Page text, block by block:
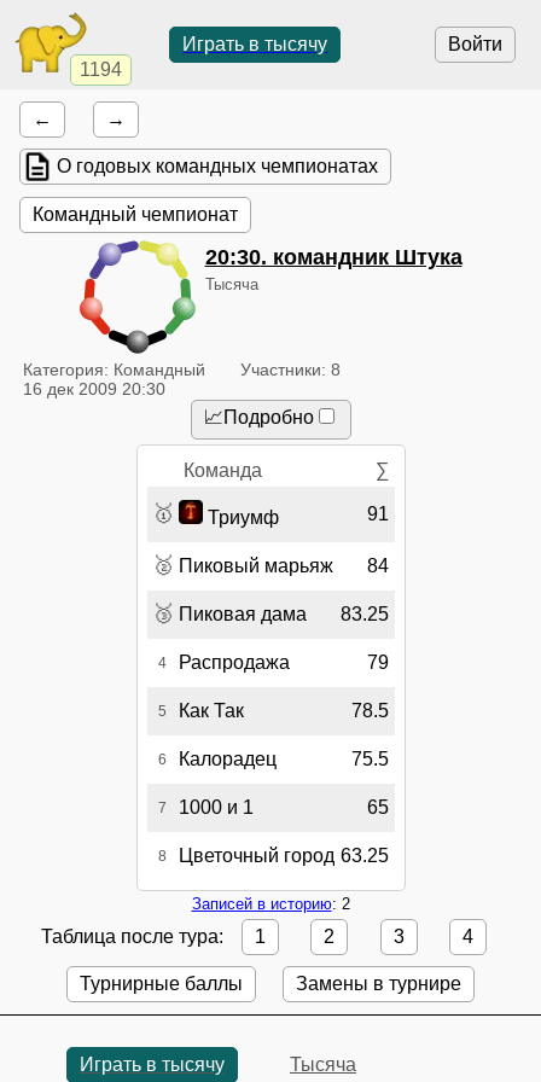
1194
Войти
Играть в тысячу
← →
О годовых командных чемпионатах
Командный чемпионат
20:30. командник Штука
Тысяча
Категория: Командный
Участники: 8
16 дек 2009 20:30
📈Подробно
Команда ∑
🥇 Триумф 91
🥈 Пиковый марьяж 84
🥉 Пиковая дама 83.25
4 Распродажа 79
5 Как Так 78.5
6 Калорадец 75.5
7 1000 и 1 65
8 Цветочный город 63.25
Записей в историю: 2
Таблица после тура: 1 2 3 4
Турнирные баллы Замены в турнире
Играть в тысячу Тысяча